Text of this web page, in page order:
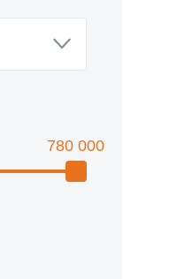
780 000